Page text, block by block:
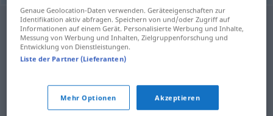
Genaue Geolocation-Daten verwenden. Geräteeigenschaften zur
Identifikation aktiv abfragen. Speichern von und/oder Zugriff auf
Informationen auf einem Gerät. Personalisierte Werbung und Inhalte,
Messung von Werbung und Inhalten, Zielgruppenforschung und
Entwicklung von Dienstleistungen.
Liste der Partner (Lieferanten)
Mehr Optionen Akzeptieren